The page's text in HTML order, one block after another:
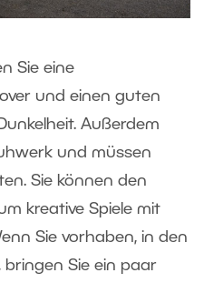
Sie eine
und einen guten
Außerdem
und müssen
Sie können den
kreative Spiele mit
Sie vorhaben, in den
bringen Sie ein paar